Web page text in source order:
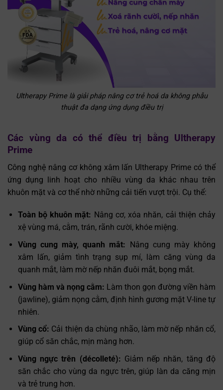
Ultherapy Prime là giải pháp nâng cơ trẻ hoá da không phẫu
thuật đa dạng ứng dụng điều trị
Các vùng da có thể điều trị bằng Ultherapy
Prime
Công nghệ nâng cơ không xâm lấn Ultherapy Prime có thể
ứng dụng linh hoạt cho nhiều vùng da khác nhau trên
khuôn mặt và cơ thể nhờ những cải tiến vượt trội. Cụ thể:
Toàn bộ khuôn mặt: Nâng cơ, xóa nhăn, cải thiện chảy
xệ vùng má, cằm, trán, rãnh cười, khóe miệng.
Vùng cung mày, quanh mắt: Nâng cung mày không
xâm lấn, giảm tình trạng sụp mí, làm căng vùng da
quanh mắt, làm mờ nếp nhăn đuôi mắt, bọng mắt.
Vùng hàm và nọng cằm: Làm thon gọn đường viền hàm
(jawline), giảm nọng cằm, định hình gương mặt V-line tự
nhiên.
Vùng cổ: Cải thiện da chùng nhão, làm mờ nếp nhăn cổ,
giúp cổ săn chắc, mịn màng hơn.
Vùng ngực trên (décolleté): Giảm nếp nhăn, tăng độ
săn chắc cho vùng da ngực trên, giúp làn da căng mịn
và trẻ trung hơn.